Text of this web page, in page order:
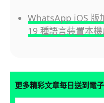
WhatsApp iOS
19 種語言裝置本
更多精彩文章每日送到電